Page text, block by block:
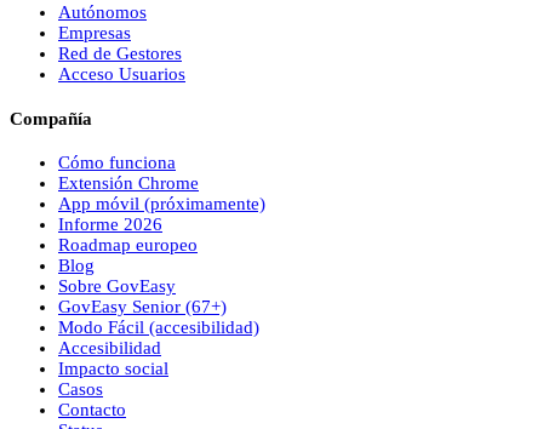
Autónomos
Empresas
Red de Gestores
Acceso Usuarios
Compañía
Cómo funciona
Extensión Chrome
App móvil (próximamente)
Informe 2026
Roadmap europeo
Blog
Sobre GovEasy
GovEasy Senior (67+)
Modo Fácil (accesibilidad)
Accesibilidad
Impacto social
Casos
Contacto